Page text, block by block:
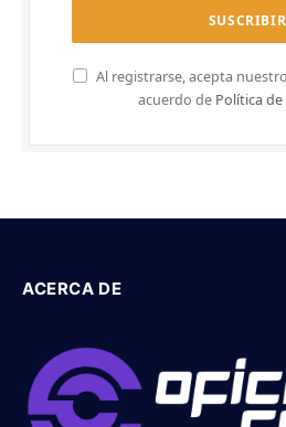
Al registrarse, acepta
acuerdo de Política
ACERCA DE